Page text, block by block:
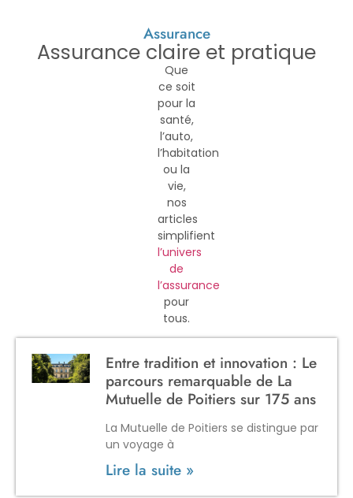
Assurance
Assurance claire et pratique
Que
ce soit
pour la
santé,
l’auto,
l’habitation
ou la
vie,
nos
articles
simplifient
l’univers
de
l’assurance
pour
tous.
Entre tradition et innovation : Le
parcours remarquable de La
Mutuelle de Poitiers sur 175 ans
La Mutuelle de Poitiers se distingue par
un voyage à
Lire la suite »